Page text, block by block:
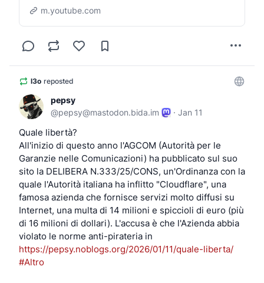
m.youtube.com
l3o reposted
pepsy
@pepsy@mastodon.bida.im · Jan 11
Quale libertà?
All'inizio di questo anno l'AGCOM (Autorità per le
Garanzie nelle Comunicazioni) ha pubblicato sul suo
sito la DELIBERA N.333/25/CONS, un'Ordinanza con la
quale l'Autorità italiana ha inflitto "Cloudflare", una
famosa azienda che fornisce servizi molto diffusi su
Internet, una multa di 14 milioni e spiccioli di euro (più
di 16 milioni di dollari). L'accusa è che l'Azienda abbia
violato le norme anti-pirateria in
https://pepsy.noblogs.org/2026/01/11/quale-liberta/
#Altro